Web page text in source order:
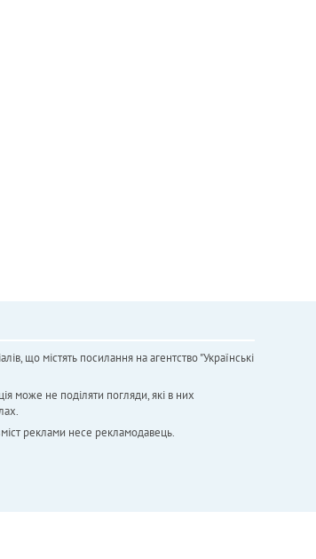
що містять посилання на агентство "Українськi
може не поділяти погляди, які в них
реклами несе рекламодавець.